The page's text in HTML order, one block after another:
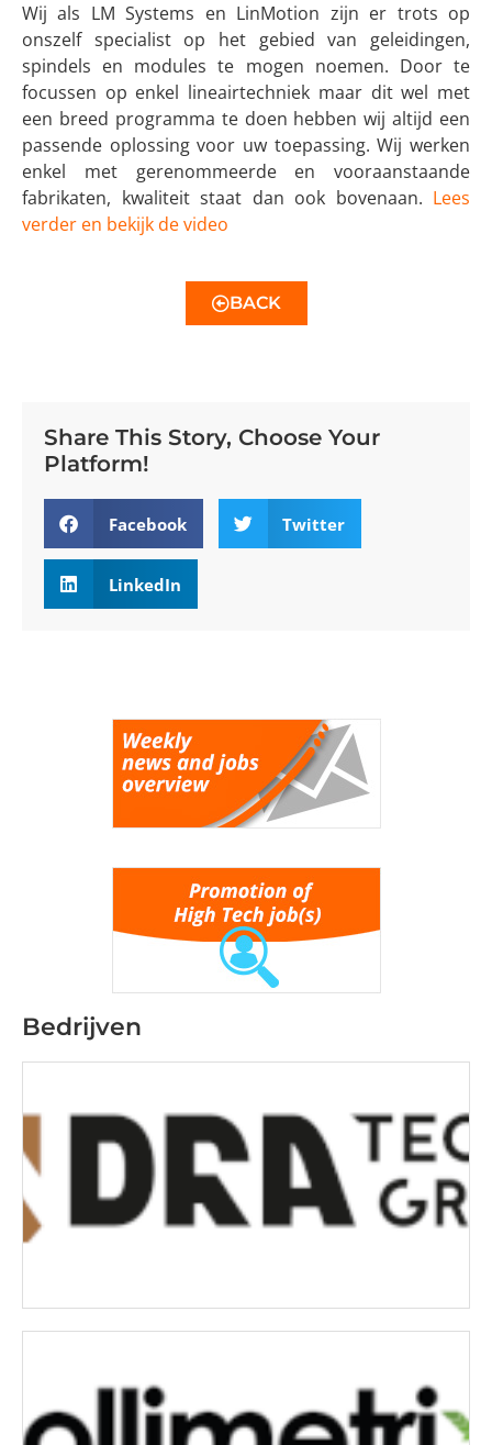
Wij als LM Systems en LinMotion zijn er trots op
onszelf specialist op het gebied van geleidingen,
spindels en modules te mogen noemen. Door te
focussen op enkel lineairtechniek maar dit wel met
een breed programma te doen hebben wij altijd een
passende oplossing voor uw toepassing. Wij werken
enkel met gerenommeerde en vooraanstaande
fabrikaten, kwaliteit staat dan ook bovenaan. Lees
verder en bekijk de video
BACK
Share This Story, Choose Your
Platform!
Facebook Twitter
LinkedIn
Bedrijven